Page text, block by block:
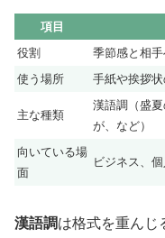
項目
役割
季節感と相
使う場所
手紙や挨拶
主な種類
漢語調（盛
が、など）
向いている場
面
ビジネス、
漢語調は格式を重んじ